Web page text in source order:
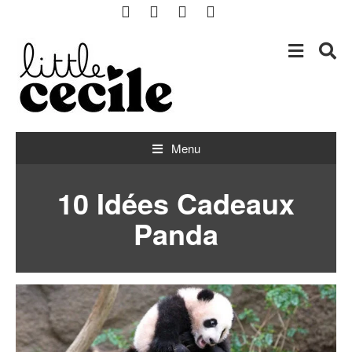
little cecile Menu
10 Idées Cadeaux
Panda